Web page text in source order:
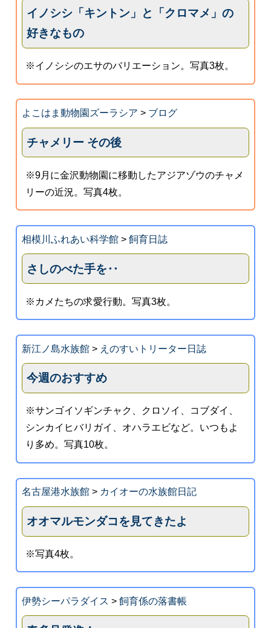
イノシシ「キントン」と「クロマメ」の
好きなもの
※イノシシのエサのバリエーション。写真3枚。
よこはま動物園ズーラシア > ブログ
チャメリー その後
※9月に金沢動物園に移動したアジアゾウのチャメ
リーの近況。写真4枚。
相模川ふれあい科学館> 飼育日誌
さしのべた手を‥
※カメたちの求愛行動。写真3枚。
新江ノ島水族館> えのすいトリーター日誌
今週のおすすめ
※サンゴイソギンチャク、クロソイ、コブダイ、
シンカイヒバリガイ、オハラエビなど。いつもよ
り多め。写真10枚。
名古屋港水族館> カイオーの水族館日記
オオマルモンダコを見てきたよ
※写真4枚。
伊勢シーパラダイス > 飼育係の落書帳